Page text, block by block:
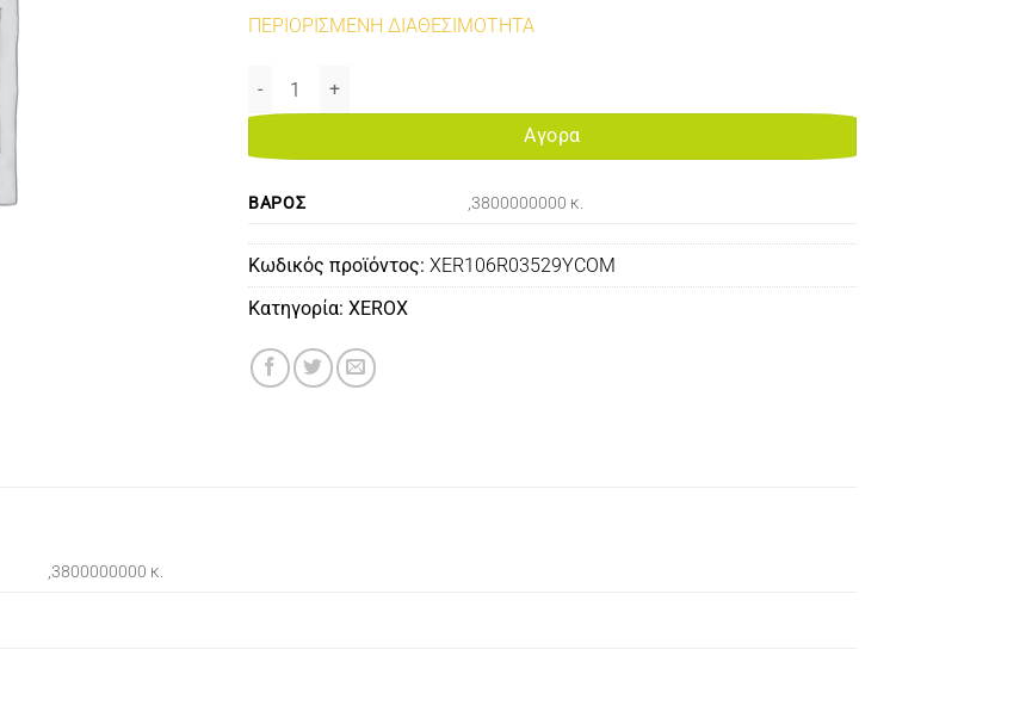
ΠΕΡΙΟΡΙΣΜΕΝΗ ΔΙΑΘΕΣΙΜΟΤΗΤΑ
XEROX 106R03529 COMPATIBLE TONER YELLOW 8K WEST EUROPE FOR USE IN XEROX VERSALINK
Αγορα
ΒΆΡΟΣ ,3800000000 κ.
Κωδικός προϊόντος: XER106R03529YCOM
Κατηγορία: XEROX
,3800000000 κ.